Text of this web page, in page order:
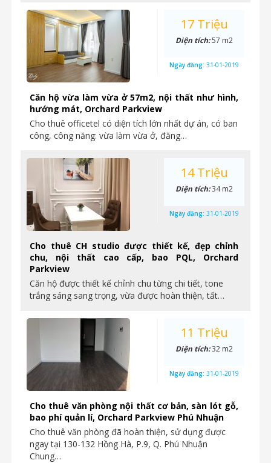
Căn hộ vừa làm vừa ở 57m2, nội thất như hình,
hướng mát, Orchard Parkview
Cho thuê officetel có diện tích lớn nhất dự án, có ban
công, công năng: vừa làm vừa ở, đăng…
17 Triệu
Diện tích:57 m2
Ngày đăng: 31-01-2019
Cho thuê CH studio được thiết kế, đẹp chỉnh
chu, nội thất cao cấp, bao PQL, Orchard
Parkview
Căn hộ được thiết kế chỉnh chu từng chi tiết, tone
trắng sáng sang trọng, vừa được hoàn thiện, tất…
14 Triệu
Diện tích:34 m2
Ngày đăng: 31-01-2019
Cho thuê văn phòng nội thất cơ bản, sàn lót gỗ,
bao phí quản lí, Orchard Parkview Phú Nhuận
Cho thuê văn phòng đã hoàn thiện, sử dụng được
ngay tại 130-132 Hồng Hà, P.9, Q. Phú Nhuận
Chung…
11 Triệu
Diện tích:32 m2
Ngày đăng: 31-01-2019